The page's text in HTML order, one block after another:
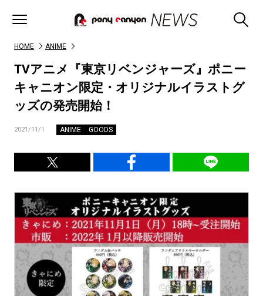
HOME ANIME
TVアニメ『東京リベンジャーズ』ポニー
キャニオン限定・オリジナルイラストグ
ッズの発売開始！
2021/11/1 ANIME GOODS